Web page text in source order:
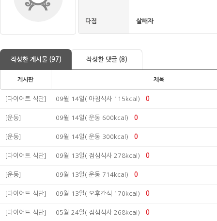
다짐 살빼자
작성한 게시물 (97) 작성한 댓글 (8)
게시판 제목
[다이어트 식단] 09월 14일( 아침식사 115kcal) 0
[운동] 09월 14일( 운동 600kcal) 0
[운동] 09월 14일( 운동 300kcal) 0
[다이어트 식단] 09월 13일( 점심식사 278kcal) 0
[운동] 09월 13일( 운동 714kcal) 0
[다이어트 식단] 09월 13일( 오후간식 170kcal) 0
[다이어트 식단] 05월 24일( 점심식사 268kcal) 0